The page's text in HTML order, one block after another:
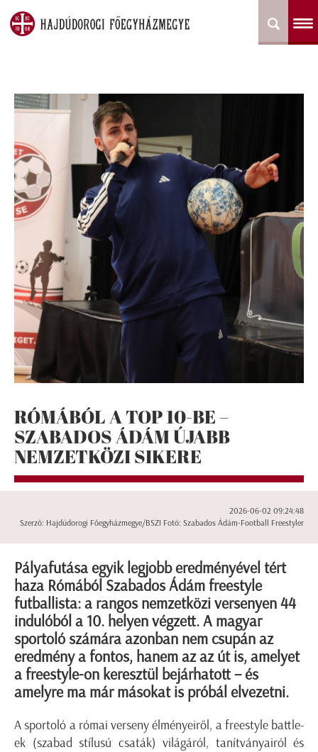
RÓMÁBÓL A TOP 10-BE –
SZABADOS ÁDÁM ÚJABB
NEMZETKÖZI SIKERE
2026-06-02 09:24:48
Szerző: Hajdúdorogi Főegyházmegye/BSZI Fotó: Szabados Ádám-Football Freestyler
Pályafutása egyik legjobb eredményével tért
haza Rómából Szabados Ádám freestyle
futballista: a rangos nemzetközi versenyen 44
indulóból a 10. helyen végzett. A magyar
sportoló számára azonban nem csupán az
eredmény a fontos, hanem az az út is, amelyet
a freestyle-on keresztül bejárhatott – és
amelyre ma már másokat is próbál elvezetni.
A sportoló a római verseny élményeiről, a freestyle battle-
ek (szabad stílusú csaták) világáról, tanítványairól és